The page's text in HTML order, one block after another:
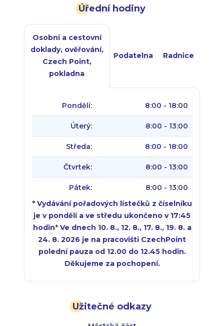
Užitečné odkazy
Úřední hodiny
Osobní a cestovní
doklady, ověřování,
Czech Point,
pokladna
Podatelna Radnice
Pondělí: 8:00 - 18:00
Úterý: 8:00 - 13:00
Středa: 8:00 - 18:00
Čtvrtek: 8:00 - 13:00
Pátek:
8:00 - 13:00
* Vydávání pořadových lístečků z číselníku
je v pondělí a ve středu ukončeno v 17:45
hodin* Ve dnech 10. 8., 12. 8., 17. 8., 19. 8. a
24. 8. 2026 je na pracovišti CzechPoint
polední pauza od 12.00 do 12.45 hodin.
Děkujeme za pochopení.
Úterý:
Úterý: